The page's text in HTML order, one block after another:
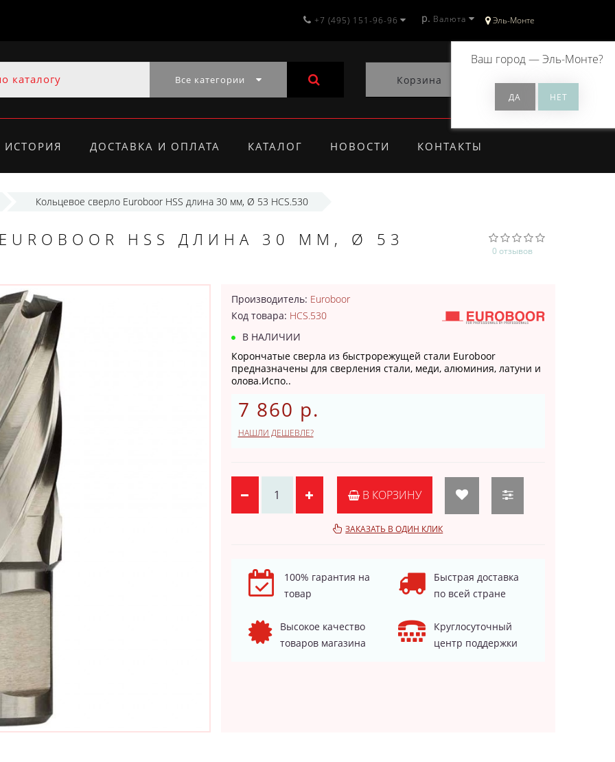
Эль-Монте
Ваш город —Эль-Монте?
+7 (495) 151-96-96 р. Валюта
Все категории Корзина 0
ИСТОРИЯ ДОСТАВКА И ОПЛАТА КАТАЛОГ НОВОСТИ КОНТАКТЫ
Кольцевое сверло Euroboor HSS длина 30 мм, Ø 53 HCS.530
HSS ДЛИНА 30 ММ, Ø 53
0 отзывов
Производитель: Euroboor
Код товара: HCS.530
В НАЛИЧИИ
Корончатые сверла из быстрорежущей стали Euroboor
предназначены для сверления стали, меди, алюминия, латуни и
олова.Испо..
7 860 р.
НАШЛИ ДЕШЕВЛЕ?
В КОРЗИНУ
ЗАКАЗАТЬ В ОДИН КЛИК
100% гарантия на
товар
Быстрая доставка
по всей стране
Высокое качество
товаров магазина
Круглосуточный
центр поддержки